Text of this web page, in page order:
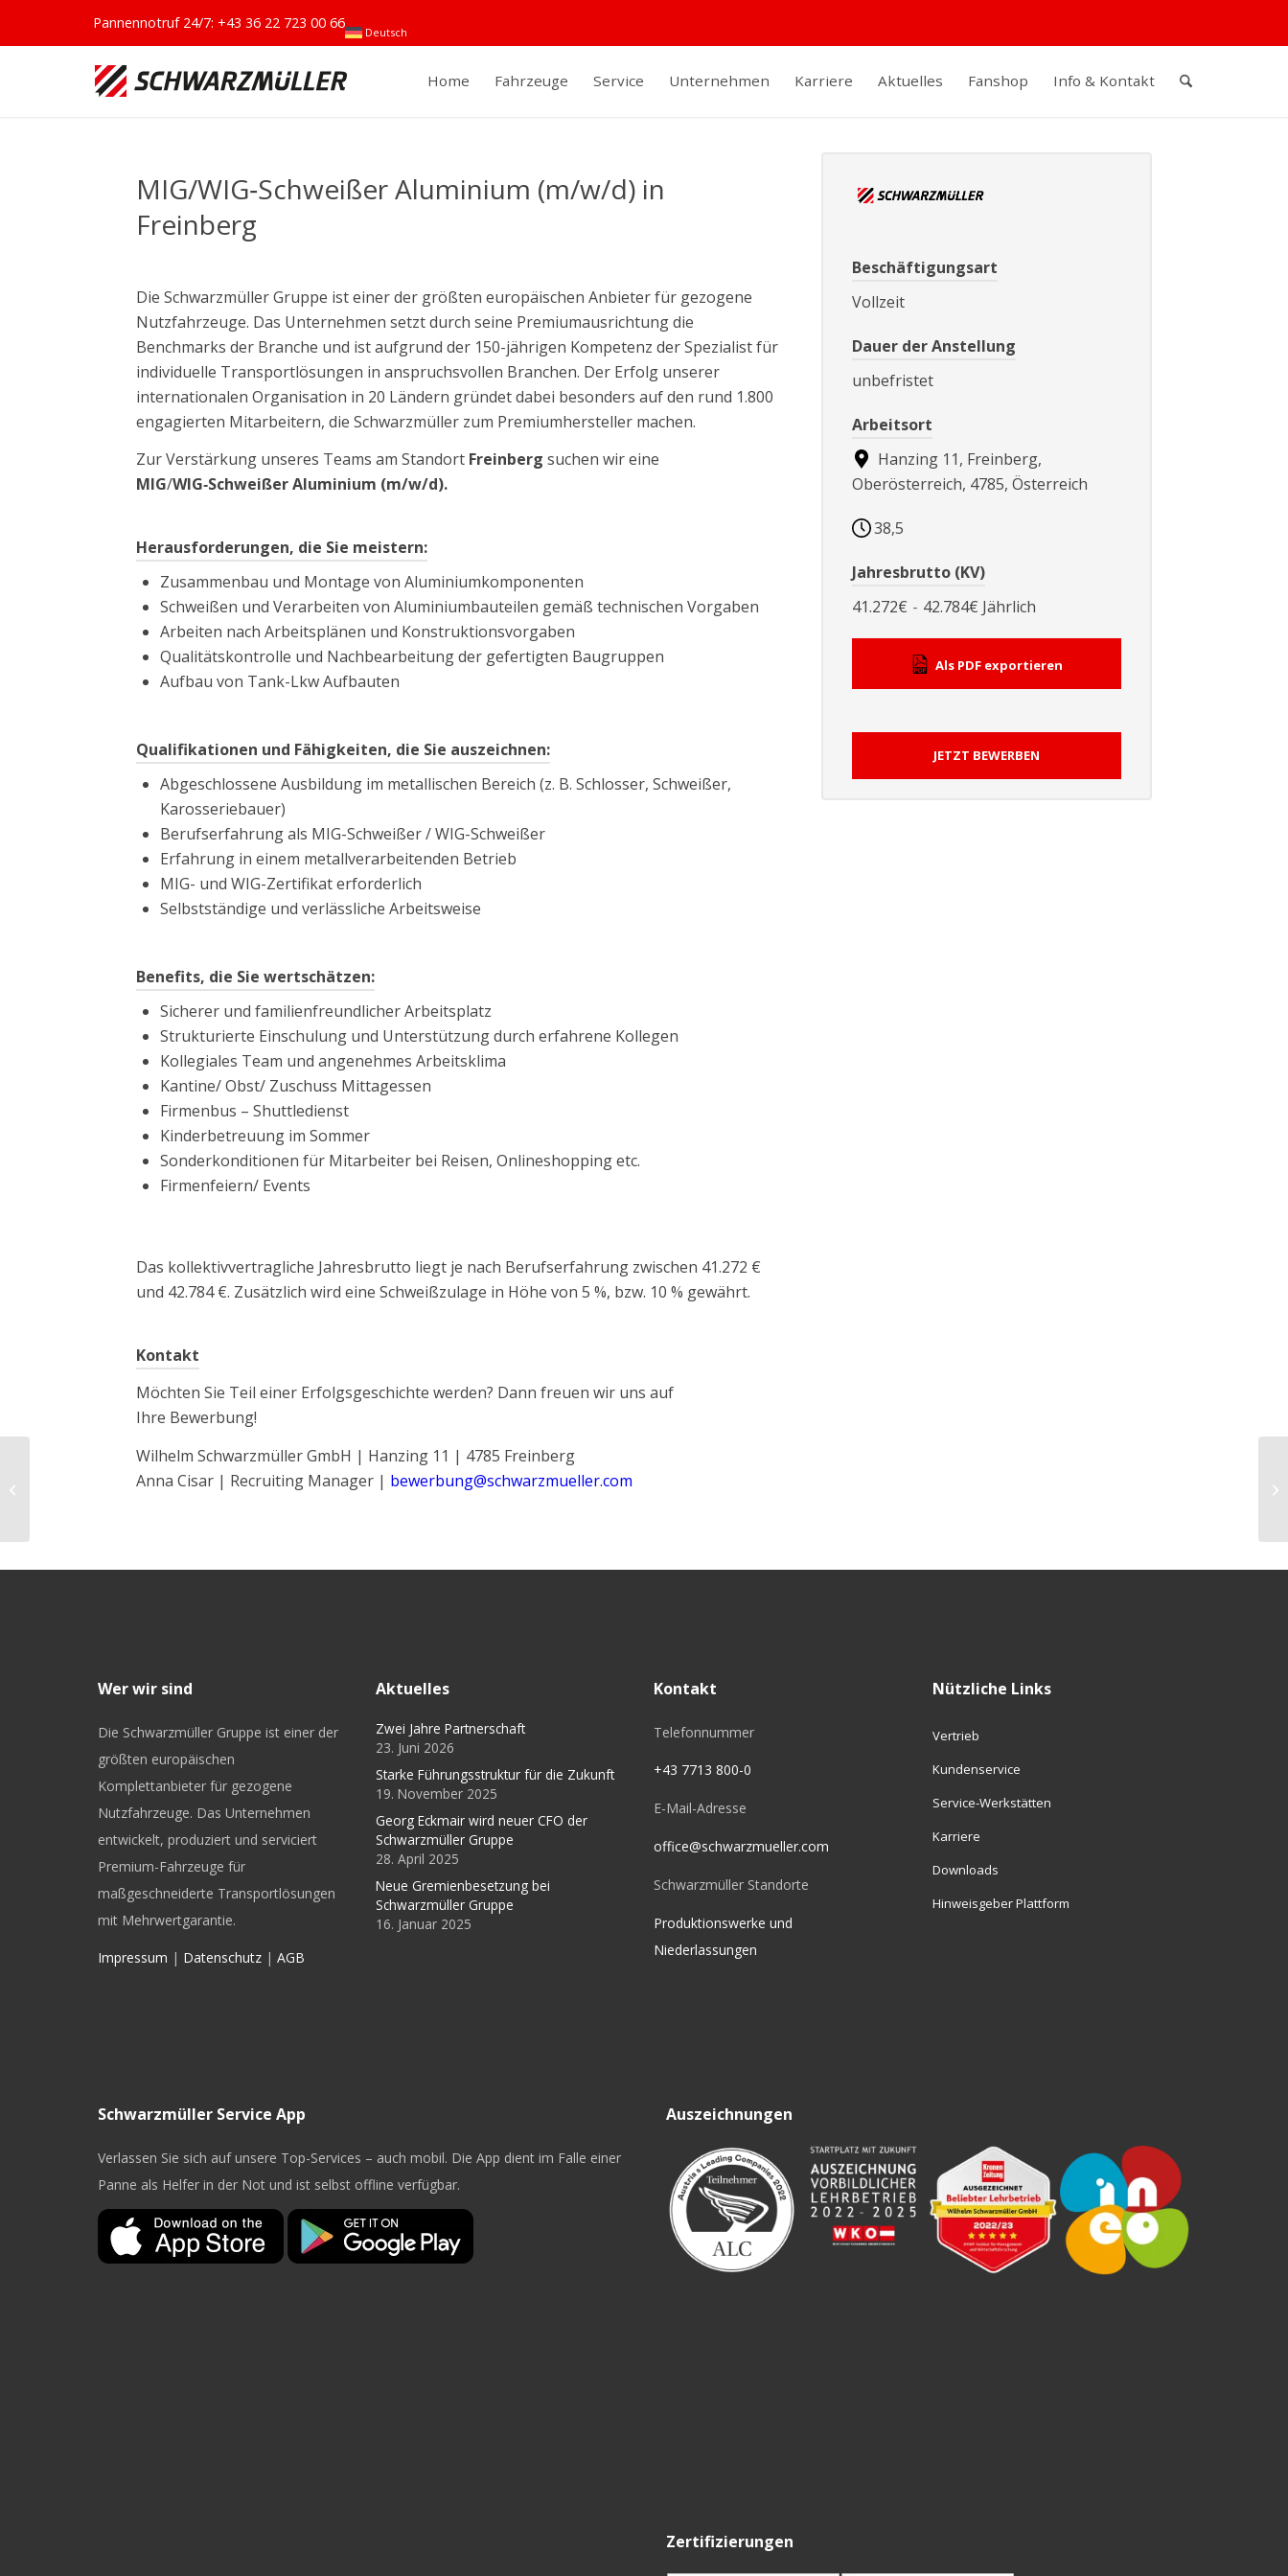
Deutsch
Pannennotruf 24/7: +43 36 22 723 00 66
Home Fahrzeuge Service Unternehmen Karriere Aktuelles Fanshop Info & Kontakt
MIG/WIG‑Schweißer Aluminium (m/w/d) in
Freinberg
Die Schwarzmüller Gruppe ist einer der größten europäischen Anbieter für gezogene
Nutzfahrzeuge. Das Unternehmen setzt durch seine Premiumausrichtung die
Benchmarks der Branche und ist aufgrund der 150-jährigen Kompetenz der Spezialist für
individuelle Transportlösungen in anspruchsvollen Branchen. Der Erfolg unserer
internationalen Organisation in 20 Ländern gründet dabei besonders auf den rund 1.800
engagierten Mitarbeitern, die Schwarzmüller zum Premiumhersteller machen.
Zur Verstärkung unseres Teams am Standort Freinberg suchen wir eine
MIG/WIG‑Schweißer Aluminium (m/w/d).
Herausforderungen, die Sie meistern:
Zusammenbau und Montage von Aluminiumkomponenten
Schweißen und Verarbeiten von Aluminiumbauteilen gemäß technischen Vorgaben
Arbeiten nach Arbeitsplänen und Konstruktionsvorgaben
Qualitätskontrolle und Nachbearbeitung der gefertigten Baugruppen
Aufbau von Tank-Lkw Aufbauten
Qualifikationen und Fähigkeiten, die Sie auszeichnen:
Abgeschlossene Ausbildung im metallischen Bereich (z. B. Schlosser, Schweißer,
Karosseriebauer)
Berufserfahrung als MIG-Schweißer / WIG-Schweißer
Erfahrung in einem metallverarbeitenden Betrieb
MIG- und WIG-Zertifikat erforderlich
Selbstständige und verlässliche Arbeitsweise
Benefits, die Sie wertschätzen:
Sicherer und familienfreundlicher Arbeitsplatz
Strukturierte Einschulung und Unterstützung durch erfahrene Kollegen
Kollegiales Team und angenehmes Arbeitsklima
Kantine/ Obst/ Zuschuss Mittagessen
Firmenbus – Shuttledienst
Kinderbetreuung im Sommer
Sonderkonditionen für Mitarbeiter bei Reisen, Onlineshopping etc.
Firmenfeiern/ Events
Das kollektivvertragliche Jahresbrutto liegt je nach Berufserfahrung zwischen 41.272 €
und 42.784 €. Zusätzlich wird eine Schweißzulage in Höhe von 5 %, bzw. 10 % gewährt.
Kontakt
Möchten Sie Teil einer Erfolgsgeschichte werden? Dann freuen wir uns auf
Ihre Bewerbung!
Wilhelm Schwarzmüller GmbH | Hanzing 11 | 4785 Freinberg
Anna Cisar | Recruiting Manager | bewerbung@schwarzmueller.com
Beschäftigungsart
Vollzeit
Dauer der Anstellung
unbefristet
Arbeitsort
Hanzing 11, Freinberg,
Oberösterreich, 4785, Österreich
38,5
Jahresbrutto (KV)
41.272€ - 42.784€ Jährlich
Als PDF exportieren
JETZT BEWERBEN
Wer wir sind
Die Schwarzmüller Gruppe ist einer der
größten europäischen
Komplettanbieter für gezogene
Nutzfahrzeuge. Das Unternehmen
entwickelt, produziert und serviciert
Premium-Fahrzeuge für
maßgeschneiderte Transportlösungen
mit Mehrwertgarantie.
Impressum | Datenschutz | AGB
Aktuelles
Zwei Jahre Partnerschaft
23. Juni 2026
Starke Führungsstruktur für die Zukunft
19. November 2025
Georg Eckmair wird neuer CFO der
Schwarzmüller Gruppe
28. April 2025
Neue Gremienbesetzung bei
Schwarzmüller Gruppe
16. Januar 2025
Kontakt
Telefonnummer
+43 7713 800-0
E-Mail-Adresse
office@schwarzmueller.com
Schwarzmüller Standorte
Produktionswerke und
Niederlassungen
Nützliche Links
Vertrieb
Kundenservice
Service-Werkstätten
Karriere
Downloads
Hinweisgeber Plattform
Schwarzmüller Service App
Verlassen Sie sich auf unsere Top-Services – auch mobil. Die App dient im Falle einer
Panne als Helfer in der Not und ist selbst offline verfügbar.
Auszeichnungen
Zertifizierungen
Elektriker (m/w/d) – Bezirk